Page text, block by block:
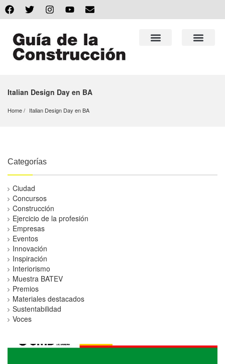
Italian Design Day en BA
Home Italian Design Day en BA
Categorías
Ciudad
Concursos
Construcción
Ejercicio de la profesión
Empresas
Eventos
Innovación
Inspiración
Interiorismo
Muestra BATEV
Premios
Materiales destacados
Sustentabilidad
Voces